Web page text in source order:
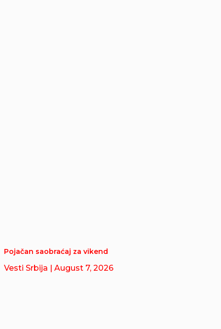
Pojačan saobraćaj za vikend
Vesti Srbija | August 7, 2026